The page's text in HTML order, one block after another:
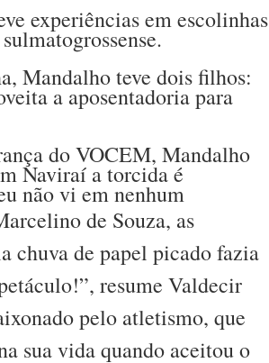
experiências em escolinhas
Mandalho teve dois filhos:
a aposentadoria para
do VOCEM, Mandalho
Naviraí a torcida é
não vi em nenhum
de Souza, as
chuva de papel picado fazia
resume Valdecir
pelo atletismo, que
sua vida quando aceitou o